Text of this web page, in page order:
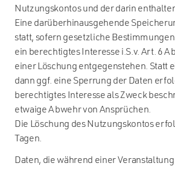
Nutzungskontos und der darin
Eine darüberhinausgehende
statt, sofern gesetzliche
ein berechtigtes Interesse i.S.v. Art. 6
einer Löschung entgegenstehen. Statt
dann ggf. eine Sperrung der Daten
berechtigtes Interesse als Zweck
etwaige Abwehr von Ansprüchen.
Die Löschung des Nutzungskontos
Tagen.
Daten, die während einer